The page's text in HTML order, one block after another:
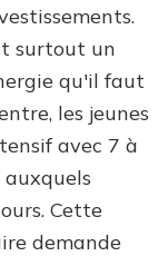
surtout un
qu'il faut
les jeunes
avec 7 à
Cette
demande